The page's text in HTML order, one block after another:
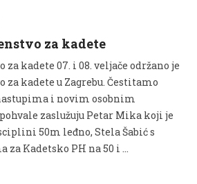
za kadete
kadete 07. i 08. veljače održano je
za kadete u Zagrebu. Čestitamo
i novim osobnim
zaslužuju Petar Mika koji je
50m leđno, Stela Šabić s
Kadetsko PH na 50 i …